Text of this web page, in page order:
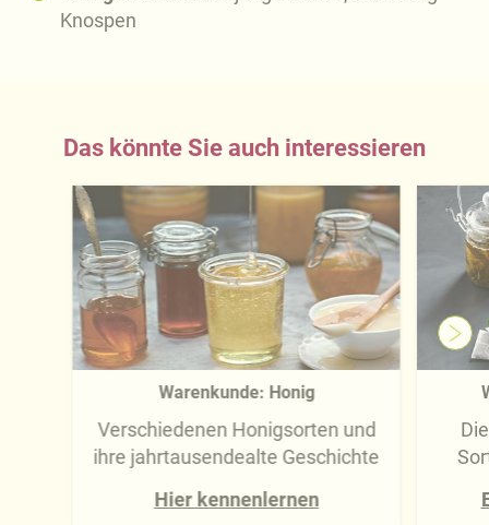
Knospen
Das könnte Sie auch interessieren
Warenkunde: Honig
Verschiedenen Honigsorten und
ihre jahrtausendealte Geschichte
Hier kennenlernen